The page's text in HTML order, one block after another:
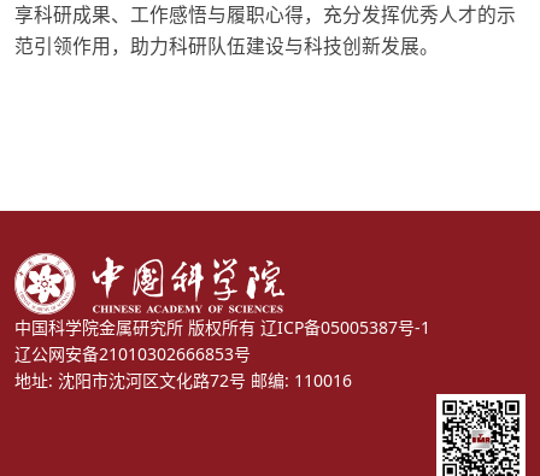
享科研成果、工作感悟与履职心得，充分发挥优秀人才的示
范引领作用，助力科研队伍建设与科技创新发展。
中国科学院金属研究所 版权所有 辽ICP备05005387号-1
辽公网安备21010302666853号
地址: 沈阳市沈河区文化路72号 邮编: 110016